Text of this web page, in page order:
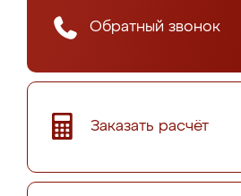
Обратный звонок
Заказать расчёт